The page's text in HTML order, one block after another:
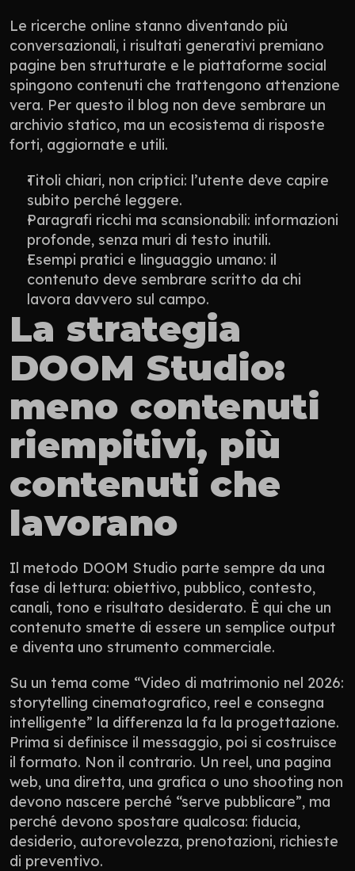
Le ricerche online stanno diventando più
conversazionali, i risultati generativi premiano
pagine ben strutturate e le piattaforme social
spingono contenuti che trattengono attenzione
vera. Per questo il blog non deve sembrare un
archivio statico, ma un ecosistema di risposte
forti, aggiornate e utili.
Titoli chiari, non criptici: l’utente deve capire
subito perché leggere.
Paragrafi ricchi ma scansionabili: informazioni
profonde, senza muri di testo inutili.
Esempi pratici e linguaggio umano: il
contenuto deve sembrare scritto da chi
lavora davvero sul campo.
La strategia
DOOM Studio:
meno contenuti
riempitivi, più
contenuti che
lavorano
Il metodo DOOM Studio parte sempre da una
fase di lettura: obiettivo, pubblico, contesto,
canali, tono e risultato desiderato. È qui che un
contenuto smette di essere un semplice output
e diventa uno strumento commerciale.
Su un tema come “Video di matrimonio nel 2026:
storytelling cinematografico, reel e consegna
intelligente” la differenza la fa la progettazione.
Prima si definisce il messaggio, poi si costruisce
il formato. Non il contrario. Un reel, una pagina
web, una diretta, una grafica o uno shooting non
devono nascere perché “serve pubblicare”, ma
perché devono spostare qualcosa: fiducia,
desiderio, autorevolezza, prenotazioni, richieste
di preventivo.